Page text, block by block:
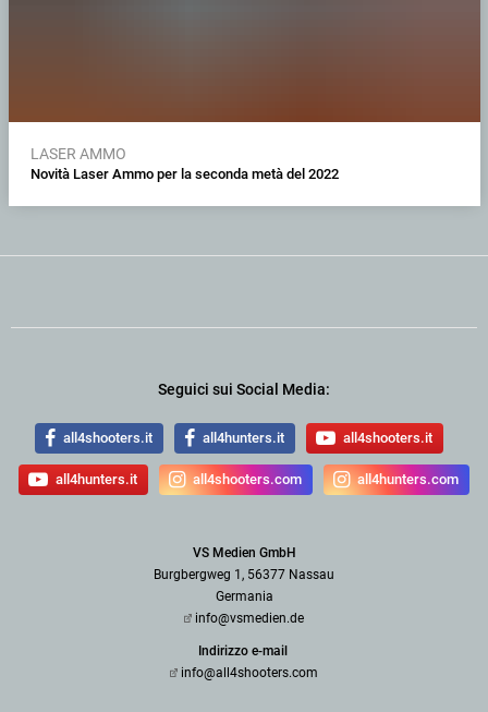
LASER AMMO
Novità Laser Ammo per la seconda metà del 2022
Seguici sui Social Media:
all4shooters.it all4hunters.it all4shooters.it
all4hunters.it all4shooters.com all4hunters.com
VS Medien GmbH
Burgbergweg 1, 56377 Nassau
Germania
info@vsmedien.de
Indirizzo e-mail
info@all4shooters.com